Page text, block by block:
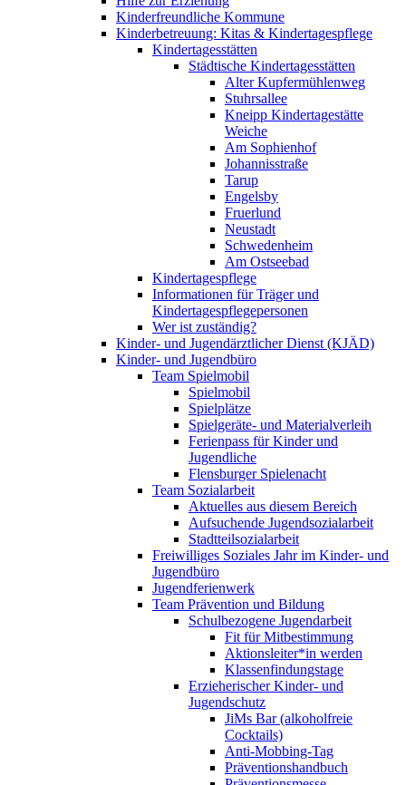
Kinderfreundliche Kommune
Kinderbetreuung: Kitas & Kindertagespflege
Kindertagesstätten
Städtische Kindertagesstätten
Alter Kupfermühlenweg
Stuhrsallee
Kneipp Kindertagestätte
Weiche
Am Sophienhof
Johannisstraße
Tarup
Engelsby
Fruerlund
Neustadt
Schwedenheim
Am Ostseebad
Kindertagespflege
Informationen für Träger und
Kindertagespflegepersonen
Wer ist zuständig?
Kinder- und Jugendärztlicher Dienst (KJÄD)
Kinder- und Jugendbüro
Team Spielmobil
Spielmobil
Spielplätze
Spielgeräte- und Materialverleih
Ferienpass für Kinder und
Jugendliche
Flensburger Spielenacht
Team Sozialarbeit
Aktuelles aus diesem Bereich
Aufsuchende Jugendsozialarbeit
Stadtteilsozialarbeit
Freiwilliges Soziales Jahr im Kinder- und
Jugendbüro
Jugendferienwerk
Team Prävention und Bildung
Schulbezogene Jugendarbeit
Fit für Mitbestimmung
Aktionsleiter*in werden
Klassenfindungstage
Erzieherischer Kinder- und
Jugendschutz
JiMs Bar (alkoholfreie
Cocktails)
Anti-Mobbing-Tag
Präventionshandbuch